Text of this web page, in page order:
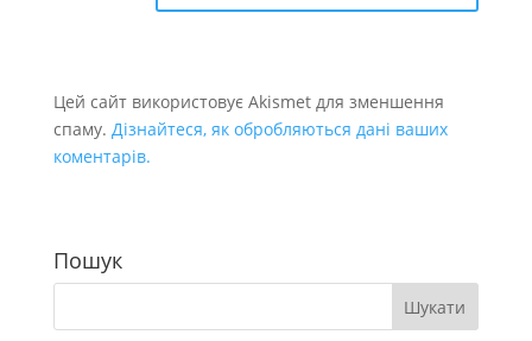
Цей сайт використовує Akismet для зменшення
спаму. Дізнайтеся, як обробляються дані ваших
коментарів.
Пошук